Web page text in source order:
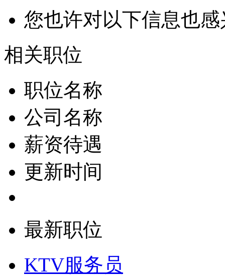
您也许对以下信息也感
相关职位
职位名称
公司名称
薪资待遇
更新时间
最新职位
KTV服务员